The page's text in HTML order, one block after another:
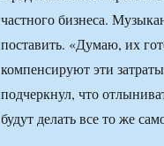
частного бизнеса.
поставить. «Думаю, их
компенсируют эти
подчеркнул, что
будут делать все то же